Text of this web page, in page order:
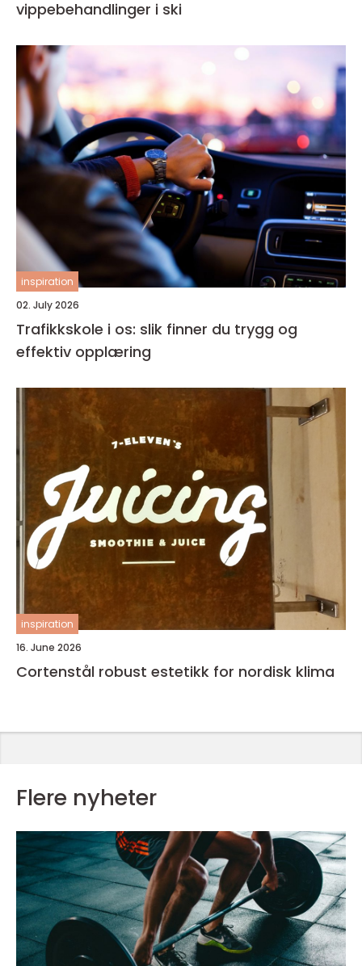
vippebehandlinger i ski
inspiration
02. July 2026
Trafikkskole i os: slik finner du trygg og
effektiv opplæring
inspiration
16. June 2026
Cortenstål robust estetikk for nordisk klima
Flere nyheter